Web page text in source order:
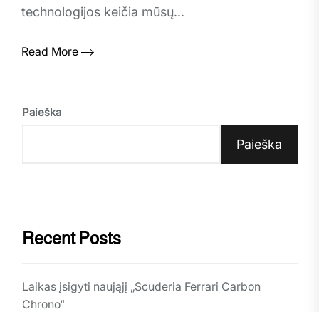
technologijos keičia mūsų...
Read More
Paieška
Paieška
Recent Posts
Laikas įsigyti naująjį „Scuderia Ferrari Carbon
Chrono“